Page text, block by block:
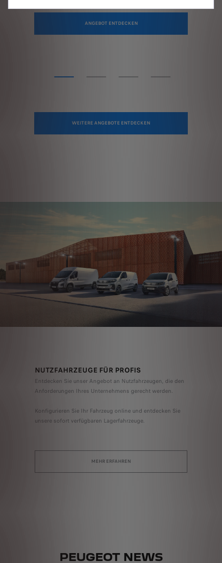
ANGEBOT ENTDECKEN
WEITERE ANGEBOTE ENTDECKEN
NUTZFAHRZEUGE FÜR PROFIS
Entdecken Sie unser Angebot an Nutzfahrzeugen, die den
Anforderungen Ihres Unternehmens gerecht werden.
Konfigurieren Sie Ihr Fahrzeug online und entdecken Sie
unsere sofort verfügbaren Lagerfahrzeuge.
MEHR ERFAHREN
PEUGEOT NEWS